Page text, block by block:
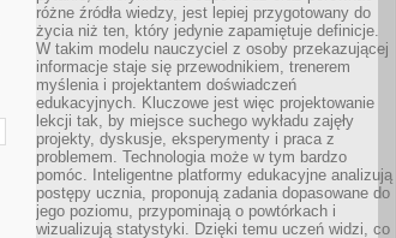
różne źródła wiedzy, jest lepiej przygotowany do
życia niż ten, który jedynie zapamiętuje definicje.
W takim modelu nauczyciel z osoby przekazującej
informacje staje się przewodnikiem, trenerem
myślenia i projektantem doświadczeń
edukacyjnych. Kluczowe jest więc projektowanie
lekcji tak, by miejsce suchego wykładu zajęły
projekty, dyskusje, eksperymenty i praca z
problemem. Technologia może w tym bardzo
pomóc. Inteligentne platformy edukacyjne analizują
postępy ucznia, proponują zadania dopasowane do
jego poziomu, przypominają o powtórkach i
wizualizują statystyki. Dzięki temu uczeń widzi, co